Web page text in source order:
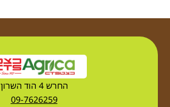
החרש 4 הוד השרון
09-7626259